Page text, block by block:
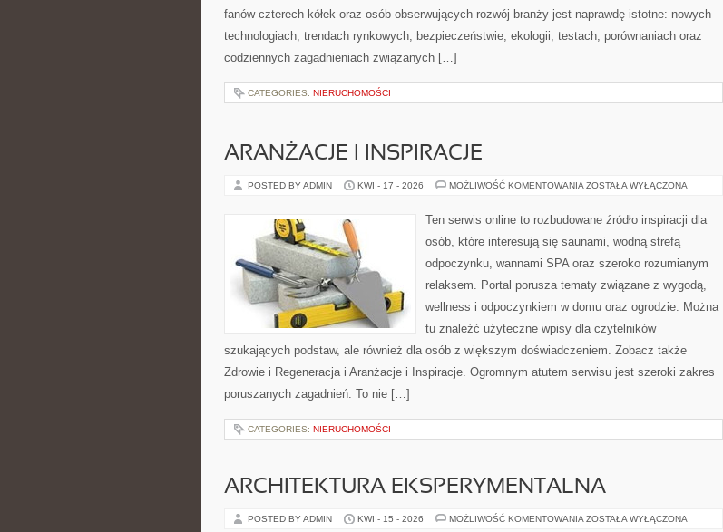
fanów czterech kółek oraz osób obserwujących rozwój branży jest naprawdę istotne: nowych
technologiach, trendach rynkowych, bezpieczeństwie, ekologii, testach, porównaniach oraz
codziennych zagadnieniach związanych […]
CATEGORIES: NIERUCHOMOŚCI
ARANŻACJE I INSPIRACJE
POSTED BY ADMIN KWI - 17 - 2026 MOŻLIWOŚĆ KOMENTOWANIA ARANŻACJE
ZOSTAŁA WYŁĄCZONA
Ten serwis online to rozbudowane źródło inspiracji dla
osób, które interesują się saunami, wodną strefą
odpoczynku, wannami SPA oraz szeroko rozumianym
relaksem. Portal porusza tematy związane z wygodą,
wellness i odpoczynkiem w domu oraz ogrodzie. Można
tu znaleźć użyteczne wpisy dla czytelników
szukających podstaw, ale również dla osób z większym doświadczeniem. Zobacz także
Zdrowie i Regeneracja i Aranżacje i Inspiracje. Ogromnym atutem serwisu jest szeroki zakres
poruszanych zagadnień. To nie […]
CATEGORIES: NIERUCHOMOŚCI
ARCHITEKTURA EKSPERYMENTALNA
POSTED BY ADMIN KWI - 15 - 2026 MOŻLIWOŚĆ KOMENTOWANIA ARCHITEKTURA
ZOSTAŁA WYŁĄCZONA